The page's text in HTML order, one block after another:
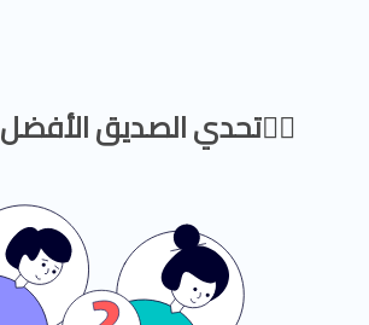
🦸‍♀️تحدي الصديق الأفضل 2025🏅